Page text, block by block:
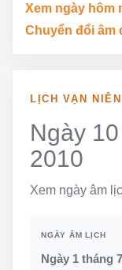
Xem ngày hôm
Chuyển đổi âm
LỊCH VẠN NIÊN
Ngày
2010
Xem ngày âm
NGÀY ÂM LỊCH
Ngày 1 tháng